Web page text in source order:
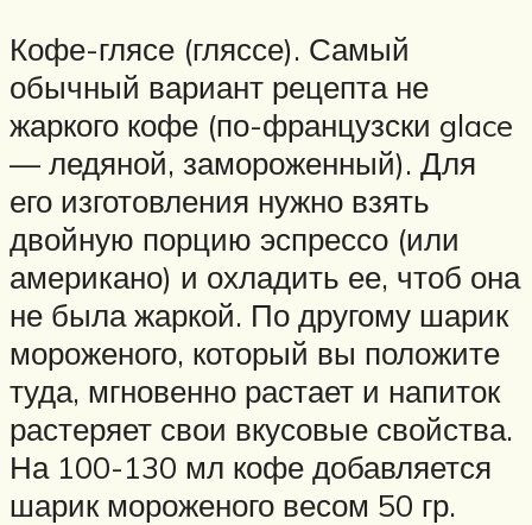
Кофе-глясе (гляссе). Самый
обычный вариант рецепта не
жаркого кофе (по-французски glace
— ледяной, замороженный). Для
его изготовления нужно взять
двойную порцию эспрессо (или
американо) и охладить ее, чтоб она
не была жаркой. По другому шарик
мороженого, который вы положите
туда, мгновенно растает и напиток
растеряет свои вкусовые свойства.
На 100-130 мл кофе добавляется
шарик мороженого весом 50 гр.